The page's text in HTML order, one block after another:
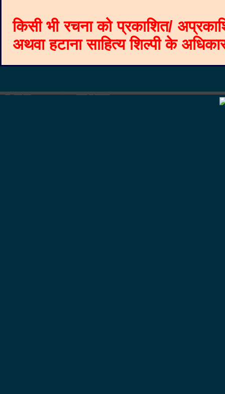
किसी भी रचना को प्रकाशित/
अथवा हटाना साहित्य शिल्पी के